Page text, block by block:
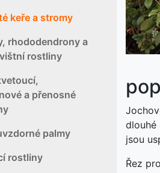
keře a stromy
rhododendrony a
rostliny
a přenosné
palmy
rostliny
dlouhé
jsou
Řez